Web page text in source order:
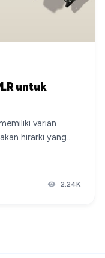
untuk
varian
hirarki yang
masih kita2.24K